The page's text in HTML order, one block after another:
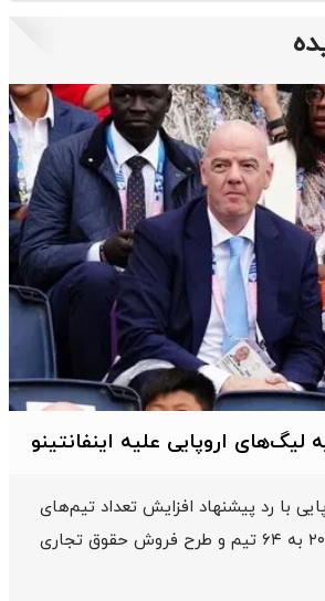
لیگ‌های اروپایی علیه اینفانتینو
با رد پیشنهاد افزایش تعداد تیم‌های
جام جهانی مردان ۲۰۳۰ به ۶۴ تیم و طرح فروش حقوق تجاری